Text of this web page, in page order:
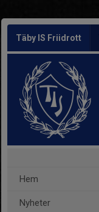
Täby IS Friidrott
Hem
Nyheter